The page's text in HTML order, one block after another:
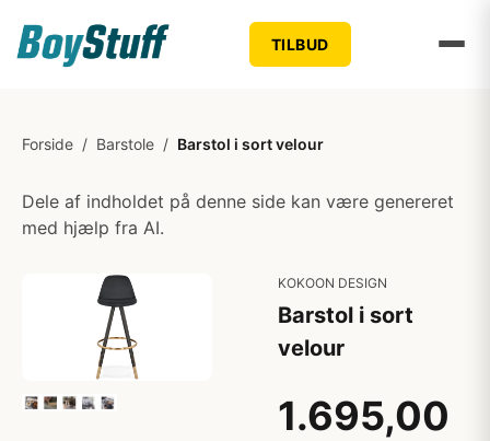
TILBUD
Forside / Barstole / Barstol i sort velour
Dele af indholdet på denne side kan være genereret
med hjælp fra AI.
KOKOON DESIGN
Barstol i sort
velour
1.695,00